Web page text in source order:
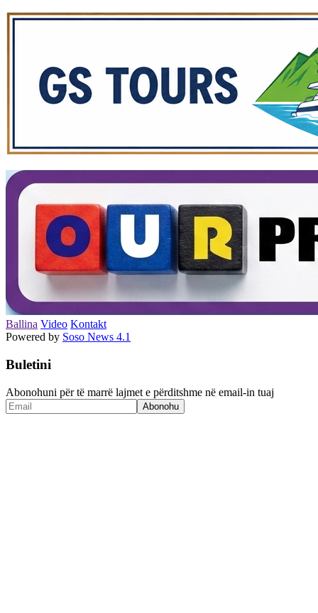
Ballina Video Kontakt
Powered by Soso News 4.1
Buletini
Abonohuni për të marrë lajmet e përditshme në email-in tuaj
Abonohu